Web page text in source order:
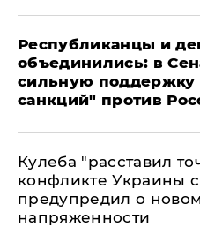
Республиканцы и
объединились: в
сильную поддержку
санкций" против
Кулеба "расставил
конфликте Украины
предупредил о
напряженности